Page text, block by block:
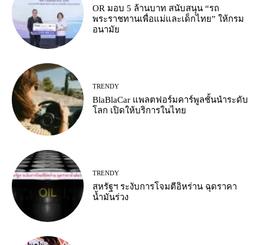
OR มอบ 5 ล้านบาท สนับสนุน “รถ
พระราชทานเพื่อแม่และเด็กไทย” ให้กรม
อนามัย
TRENDY
BlaBlaCar แพลตฟอร์มคาร์พูลชั้นนำระดับ
โลก เปิดให้บริการในไทย
TRENDY
สหรัฐฯ ระงับการโจมตีอิหร่าน ฉุดราคา
น้ำมันร่วง